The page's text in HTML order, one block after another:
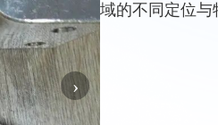
›
域的不同定位与